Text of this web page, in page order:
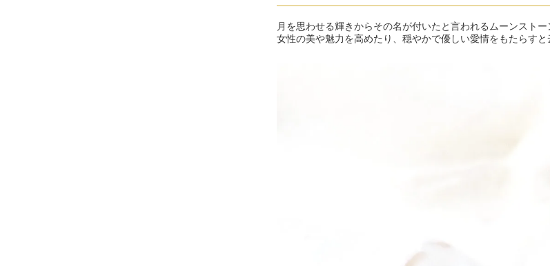
月を思わせる輝きからその名が付いたと言われるムーンスト
女性の美や魅力を高めたり、穏やかで優しい愛情をもたらすと